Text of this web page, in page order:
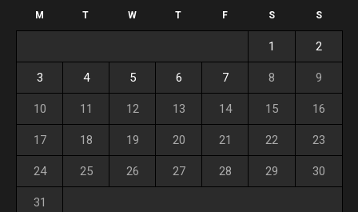
M T W T F S S
1 2
3 4 5 6 7 8 9
10 11 12 13 14 15 16
17 18 19 20 21 22 23
24 25 26 27 28 29 30
31